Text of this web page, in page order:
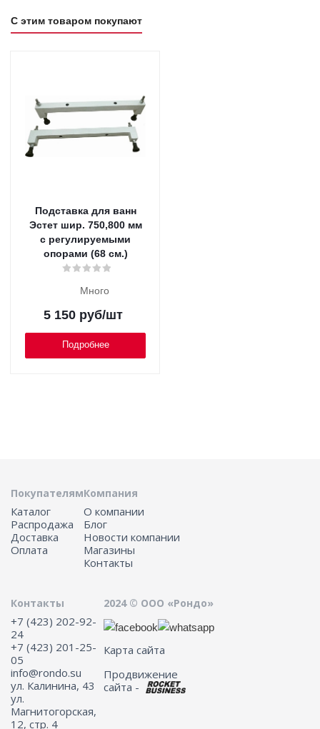
С этим товаром покупают
Подставка для ванн
Эстет шир. 750,800 мм
с регулируемыми
опорами (68 см.)
Много
5 150руб/шт
Подробнее
Покупателям
Каталог
Распродажа
Доставка
Оплата
Компания
О компании
Блог
Новости компании
Магазины
Контакты
Контакты
+7 (423) 202-92-
24
+7 (423) 201-25-
05
info@rondo.su
ул. Калинина, 43
ул.
Магнитогорская,
12, стр. 4
2024 © ООО «Рондо»
Карта сайта
Продвижение
сайта -